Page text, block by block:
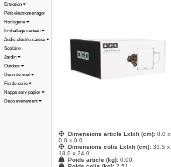
Entretien
Petit electromenager
Horlogerie
Emballage cadeau
Audio-electro-caisse
Scolaire
Jardin
Outdoor
Deco de noel
Fin de serie
Nappe serv papier
Deco evenement
Dimensions article Lxlxh (cm): 0.0 x
0.0 x 0.0
Dimensions colis Lxlxh (cm): 33.5 x
18.0 x 24.0
Poids article (kg): 0.00